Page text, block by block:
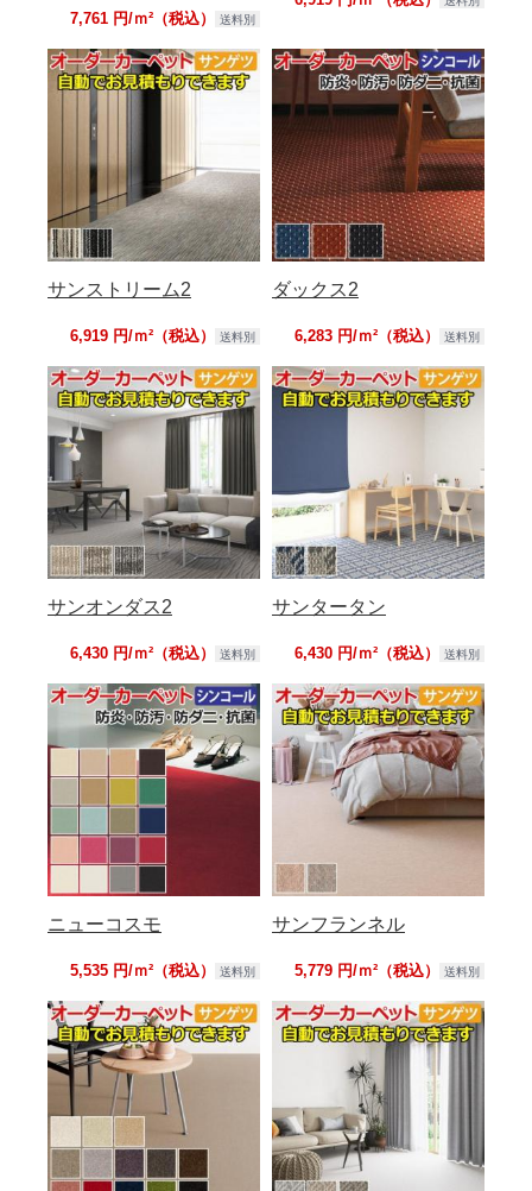
7,761 円/ｍ²（税込） 送料別
サンストリーム2
6,919 円/ｍ²（税込） 送料別
ダックス2
6,283 円/ｍ²（税込） 送料別
サンオンダス2
6,430 円/ｍ²（税込） 送料別
サンタータン
6,430 円/ｍ²（税込） 送料別
ニューコスモ
5,535 円/ｍ²（税込） 送料別
サンフランネル
5,779 円/ｍ²（税込） 送料別